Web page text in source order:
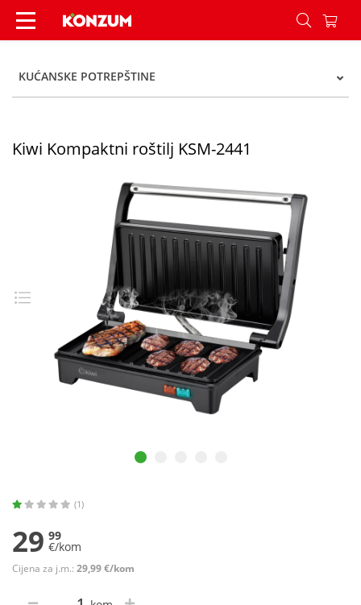
Kiwi Kompaktni roštilj KSM-2441 - Konzum
KUĆANSKE POTREPŠTINE
Kiwi Kompaktni roštilj KSM-2441
(1)
29 99
€/kom
Cijena za j.m.: 29,99 €/kom